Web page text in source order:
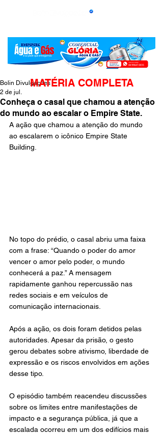
Conheça o casal que chamou a atenção
do mundo ao escalar o Empire State.
Bolin Divulgações
2 de jul.
A ação que chamou a atenção do mundo
ao escalarem o icônico Empire State
Building.
No topo do prédio, o casal abriu uma faixa
com a frase: “Quando o poder do amor
vencer o amor pelo poder, o mundo
conhecerá a paz.” A mensagem
rapidamente ganhou repercussão nas
redes sociais e em veículos de
comunicação internacionais.
Após a ação, os dois foram detidos pelas
autoridades. Apesar da prisão, o gesto
gerou debates sobre ativismo, liberdade de
expressão e os riscos envolvidos em ações
desse tipo.
O episódio também reacendeu discussões
sobre os limites entre manifestações de
impacto e a segurança pública, já que a
escalada ocorreu em um dos edifícios mais
MATÉRIA COMPLETA